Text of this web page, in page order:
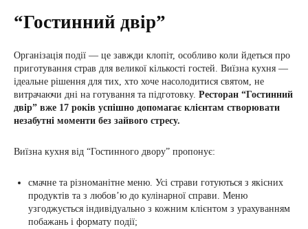
“Гостинний двір”
Організація події — це завжди клопіт, особливо коли йдеться про
приготування страв для великої кількості гостей. Виїзна кухня —
ідеальне рішення для тих, хто хоче насолодитися святом, не
витрачаючи дні на готування та підготовку. Ресторан “Гостинний
двір” вже 17 років успішно допомагає клієнтам створювати
незабутні моменти без зайвого стресу.
Виїзна кухня від “Гостинного двору” пропонує:
смачне та різноманітне меню. Усі страви готуються з якісних
продуктів та з любов’ю до кулінарної справи. Меню
узгоджується індивідуально з кожним клієнтом з урахуванням
побажань і формату події;